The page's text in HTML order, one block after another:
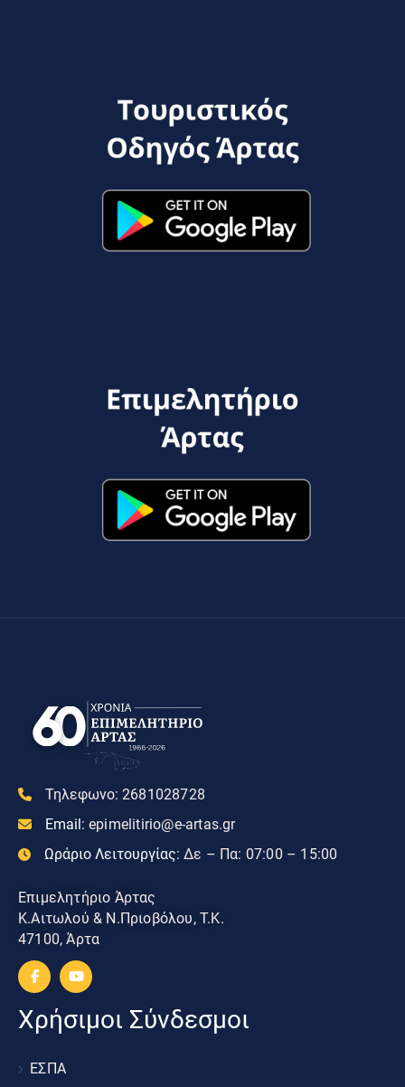
Τηλεφωνο: 2681028728
Email: epimelitirio@e-artas.gr
Ωράριο Λειτουργίας: Δε – Πα: 07:00 – 15:00
Επιμελητήριο Άρτας
Κ.Αιτωλού & Ν.Πριοβόλου, Τ.Κ.
47100, Άρτα
Χρήσιμοι Σύνδεσμοι
ΕΣΠΑ